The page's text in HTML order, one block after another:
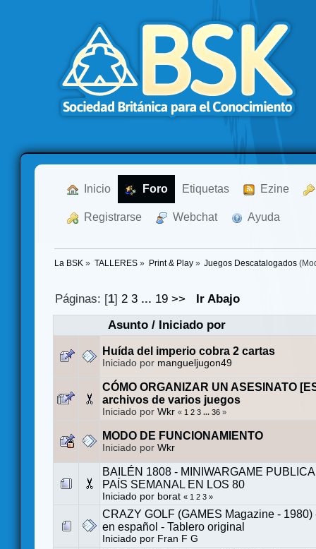
Inicio Foro Etiquetas Ezine
Registrarse Webchat Ayuda
La BSK » TALLERES» Print & Play» Juegos Descatalogados
Páginas: [1]2 3 ... 19 >>
Ir Abajo
Asunto/ Iniciado por
Huída del imperio cobra 2 cartas
Iniciado por mangueljugon49
CÓMO ORGANIZAR UN ASESINATO
archivos de varios juegos
Iniciado por Wkr « 1 2 3 ... 36 »
MODO DE FUNCIONAMIENTO
Iniciado por Wkr
BAILÉN 1808 - MINIWARGAME
PAÍS SEMANAL EN LOS 80
Iniciado por borat « 1 2 3 »
CRAZY GOLF (GAMES Magazine - 1980)
en español - Tablero original
Iniciado por Fran F G